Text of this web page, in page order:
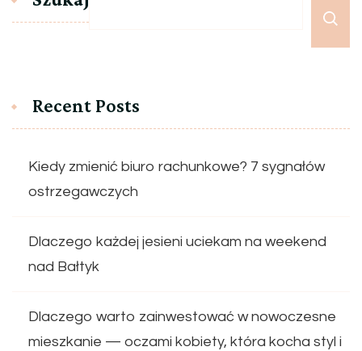
Recent Posts
Kiedy zmienić biuro rachunkowe? 7 sygnałów
ostrzegawczych
Dlaczego każdej jesieni uciekam na weekend
nad Bałtyk
Dlaczego warto zainwestować w nowoczesne
mieszkanie — oczami kobiety, która kocha styl i